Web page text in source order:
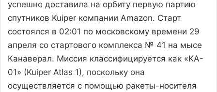
успешно доставила на орбиту первую партию
спутников Kuiper компании Amazon. Старт
состоялся в 02:01 по московскому времени 29
апреля со стартового комплекса № 41 на мысе
Канаверал. Миссия классифицируется как «KA-
01» (Kuiper Atlas 1), поскольку она
осуществляется с помощью ракеты-носителя